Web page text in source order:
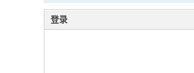
登录